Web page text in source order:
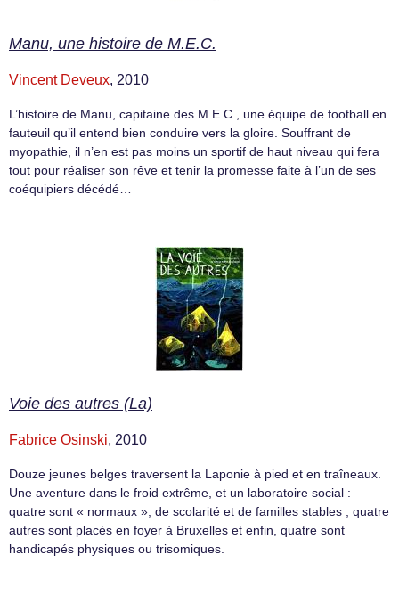
Manu, une histoire de M.E.C.
Vincent Deveux, 2010
L’histoire de Manu, capitaine des M.E.C., une équipe de football en
fauteuil qu’il entend bien conduire vers la gloire. Souffrant de
myopathie, il n’en est pas moins un sportif de haut niveau qui fera
tout pour réaliser son rêve et tenir la promesse faite à l’un de ses
coéquipiers décédé…
Voie des autres (La)
Fabrice Osinski, 2010
Douze jeunes belges traversent la Laponie à pied et en traîneaux.
Une aventure dans le froid extrême, et un laboratoire social :
quatre sont « normaux », de scolarité et de familles stables ; quatre
autres sont placés en foyer à Bruxelles et enfin, quatre sont
handicapés physiques ou trisomiques.